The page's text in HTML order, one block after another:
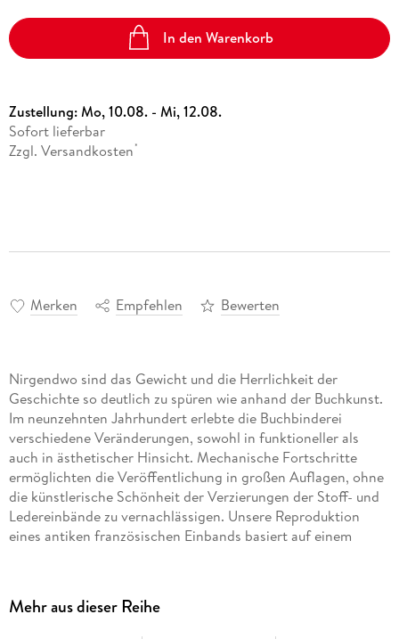
In den Warenkorb
Zustellung:Mo, 10.08. - Mi, 12.08.
Sofort lieferbar
Zzgl. Versandkosten *
Merken Empfehlen Bewerten
Nirgendwo sind das Gewicht und die Herrlichkeit der
Geschichte so deutlich zu spüren wie anhand der Buchkunst.
Im neunzehnten Jahrhundert erlebte die Buchbinderei
verschiedene Veränderungen, sowohl in funktioneller als
auch in ästhetischer Hinsicht. Mechanische Fortschritte
ermöglichten die Veröffentlichung in großen Auflagen, ohne
die künstlerische Schönheit der Verzierungen der Stoff- und
Ledereinbände zu vernachlässigen. Unsere Reproduktion
eines antiken französischen Einbands basiert auf einem
der feinen Buchkunst jener Zeit, als sich die Verleger an ihren
Vorfahren aus dem fünfzehnten, sechzehnten und
siebzehnten Jahrhundert orientierten.
Mehr aus dieser Reihe